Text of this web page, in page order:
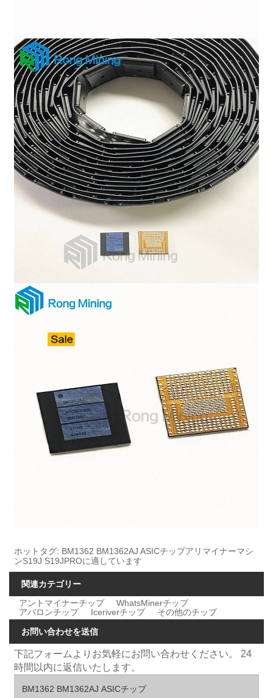
ホットタグ: BM1362 BM1362AJ ASICチップアリマイナーマシ
ンS19J S19JPROに適しています
関連カテゴリー
アントマイナーチップ
WhatsMinerチップ
アバロンチップ
Iceriverチップ その他のチップ
お問い合わせを送信
下記フォームよりお気軽にお問い合わせください。 24
時間以内に返信いたします。